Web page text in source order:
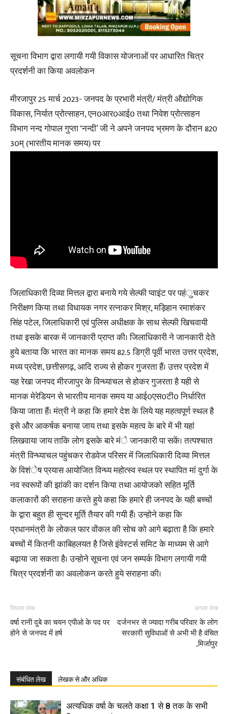
सूचना विभाग द्वारा लगायी गयी विकास योजनाओं पर आधारित चित्र
प्रदर्शनी का किया अवलोकन
मीरजापुर 25 मार्च 2023- जनपद के प्रभारी मंत्री/ मंत्री औद्योगिक
विकास, निर्यात प्रोत्साहन, एन0आर0आई0 तथा निवेश प्रोत्साहन
विभाग नन्द गोपाल गुप्ता ‘नन्दी’ जी ने अपने जनपद भ्रमण के दौरान 820
30म् (भारतीय मानक समय) पर
जिलाधिकारी दिव्या मित्तल द्वारा बनाये गये सेल्फी प्वाइंट पर पहंुचकर
निरीक्षण किया तथा विधायक नगर रत्नाकर मिश्र, मड़िहान रमाशंकर
सिंह पटेल, जिलाधिकारी एवं पुलिस अधीक्षक के साथ सेल्फी खिचवायी
तथा इसके बारक में जानकारी प्राप्त की। जिलाधिकारी ने जानकारी देते
हुये बताया कि भारत का मानक समय 82.5 डिग्री पूर्वी भारत उत्तर प्रदेश,
मध्य प्रदेश, छत्तीसगढ़, आदि राज्य से होेकर गुजरता हैं। उत्तर प्रदेश में
यह रेखा जनपद मीरजापुर के विन्ध्याचल से होकर गुजरता है यही से
मानक मेरेडियन से भारतीय मानक समय या आई0एस0टी0 निर्धारित
किया जाता हैं। मंत्री ने कहा कि हमारे देश के लिये यह महत्वपूर्ण स्थल है
इसे और आकर्षक बनाया जाय तथा इसके महत्व के बारे में भी यहां
लिखवाया जाय ताकि लोग इसके बारे मंे जानकारी पा सकें। तत्पश्चात
मंत्री विन्ध्याचल पहुंचकर रोडवेज परिसर में जिलाधिकारी दिव्या मित्तल
के विशंेष प्रयास आयोजित विन्ध्य महोत्स्व स्थल पर स्थापित मां दुर्गा के
नव स्वरूपों की झांकी का दर्शन किया तथा आयोजको सहित मूर्ति
कलाकारों की सराहना करते हुये कहा कि हमारे ही जनपद के यही बच्चों
के द्वारा बहुत ही सुन्दर मूर्ति तैयार की गयी हैं। उन्होने कहा कि
प्रधानमंत्री के लोकल फार वोंकल की सोच को आगे बढ़ाता है कि हमारे
बच्चों में कितनी काबिहलयत है जिसे इंवेस्टर्स समिट के माध्यम से आगे
बढ़ाया जा सकता है। उन्होने सूचना एवं जन सम्पर्क विभाग लगायी गयी
चित्र प्रदर्शनी का अवलोकन करते हुये सराहना की।
पिछला लेख
वर्षा रानी दुबे का चयन एपीओ के पद पर
होने से जनपद में हर्ष
अगला लेख
दर्जनभर से ज्यादा गरीब परिवार के लोग
सरकारी सुविधाओं से अभी भी है वंचित
,मिर्जापुर
संबंधित लेख लेखक से और अधिक
अत्यधिक वर्षा के चलते कक्षा 1 से 8 तक के सभी